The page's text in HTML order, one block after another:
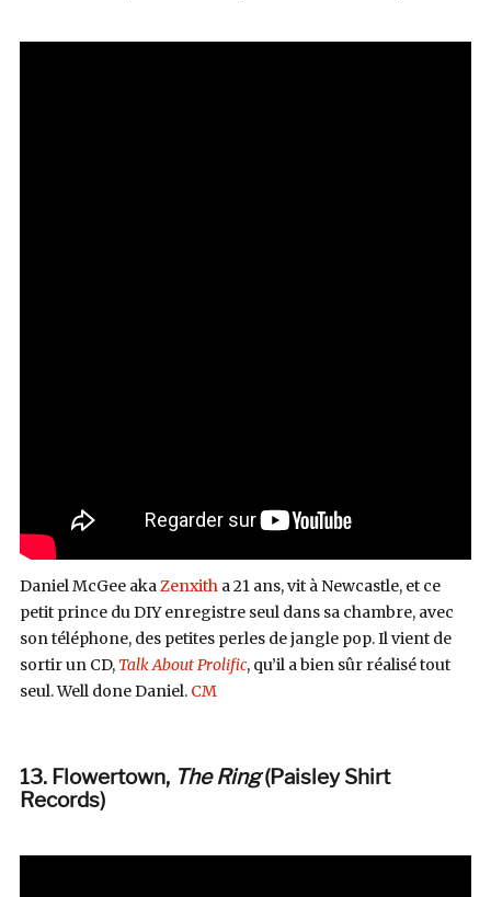
Daniel McGee akaZenxitha 21 ans, vit à Newcastle, et ce
petit prince du DIY enregistre seul dans sa chambre, avec
son téléphone, des petites perles de jangle pop. Il vient de
sortir un CD, Talk About Prolific, qu’il a bien sûr réalisé tout
seul. Well done Daniel. CM
13. Flowertown,The Ring(Paisley Shirt
Records)